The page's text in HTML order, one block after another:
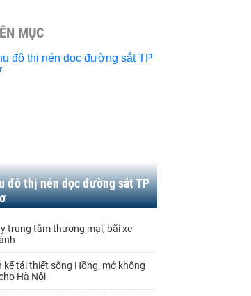
MỤC
đô thị nén dọc đường sắt TP
trung tâm thương mại, bãi xe
kế tái thiết sông Hồng, mở không
Hà Nội